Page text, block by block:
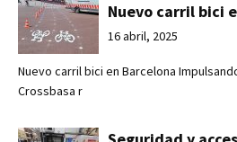
Nuevo carril bici
16 abril, 2025
Nuevo carril bici en Barcelona
Crossbasa r